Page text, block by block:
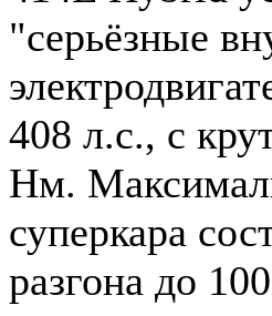
"серьёзные
408 л.с., с
Нм.
суперкара
разгона до